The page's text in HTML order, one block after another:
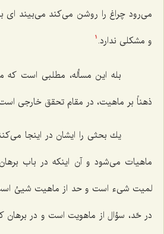
مى‌رود چراغ را روشن مى‌كند مى‌بیند
و مشكلى ندارد. 1
بله این مسأله، مطلبى است كه
ذهناً بر ماهیت، در مقام تحقق خارجى
یك بحثى را ایشان در اینجا
ماهیات مى‌شود و آن اینكه در باب
لمیت شیء است و حد از ماهیت شیئ
در حّد، سؤال از ماهویت است و در